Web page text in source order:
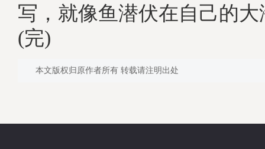
写，就像鱼潜伏在自己的
(完)
本文版权归原作者所有 转载请注明出处